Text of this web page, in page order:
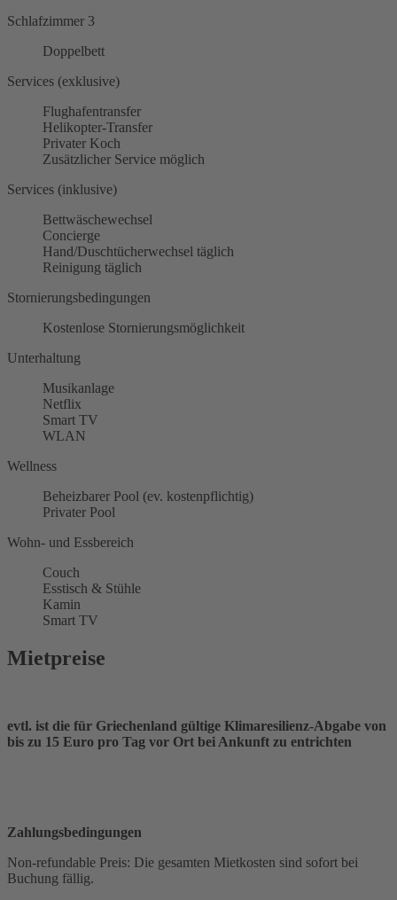
Schlafzimmer 3
Doppelbett
Services (exklusive)
Flughafentransfer
Helikopter-Transfer
Privater Koch
Zusätzlicher Service möglich
Services (inklusive)
Bettwäschewechsel
Concierge
Hand/Duschtücherwechsel täglich
Reinigung täglich
Stornierungsbedingungen
Kostenlose Stornierungsmöglichkeit
Unterhaltung
Musikanlage
Netflix
Smart TV
WLAN
Wellness
Beheizbarer Pool (ev. kostenpflichtig)
Privater Pool
Wohn- und Essbereich
Couch
Esstisch & Stühle
Kamin
Smart TV
Mietpreise
evtl. ist die für Griechenland gültige Klimaresilienz-Abgabe von
bis zu 15 Euro pro Tag vor Ort bei Ankunft zu entrichten
Zahlungsbedingungen
Non-refundable Preis: Die gesamten Mietkosten sind sofort bei
Buchung fällig.